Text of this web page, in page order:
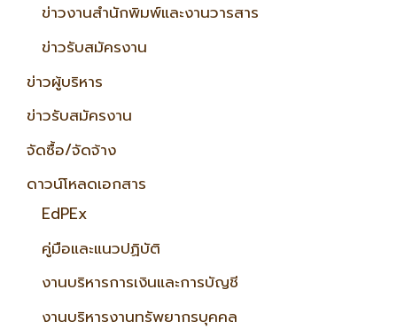
ข่าวงานสำนักพิมพ์และงานวารสาร
ข่าวรับสมัครงาน
ข่าวผู้บริหาร
ข่าวรับสมัครงาน
จัดซื้อ/จัดจ้าง
ดาวน์โหลดเอกสาร
EdPEx
คู่มือและแนวปฏิบัติ
งานบริหารการเงินและการบัญชี
งานบริหารงานทรัพยากรบุคคล